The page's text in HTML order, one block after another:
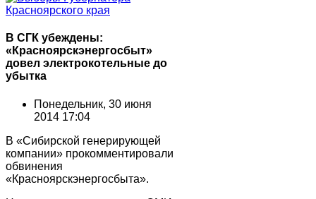
В СГК убеждены:
«Красноярскэнергосбыт»
довел электрокотельные до
убытка
Понедельник, 30 июня
2014 17:04
В «Сибирской генерирующей
компании» прокомментировали
обвинения
«Красноярскэнергосбыта».